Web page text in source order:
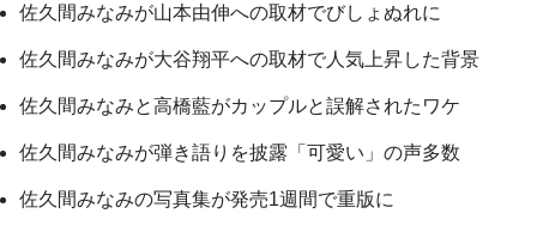
佐久間みなみが山本由伸への取材でびしょぬれに
佐久間みなみが大谷翔平への取材で人気上昇した背景
佐久間みなみと高橋藍がカップルと誤解されたワケ
佐久間みなみが弾き語りを披露「可愛い」の声多数
佐久間みなみの写真集が発売1週間で重版に